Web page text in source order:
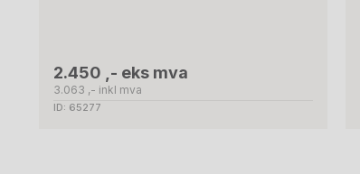
2.450 ,- eks mva
3.063 ,- inkl mva
ID: 65277